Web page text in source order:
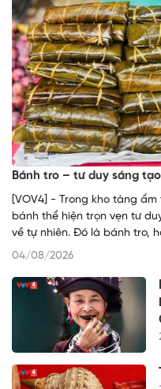
Bánh tro – tư duy sáng
[VOV4] - Trong kho tàng
bánh thể hiện trọn vẹn tư
về tự nhiên. Đó là bánh tro,
04/08/2026